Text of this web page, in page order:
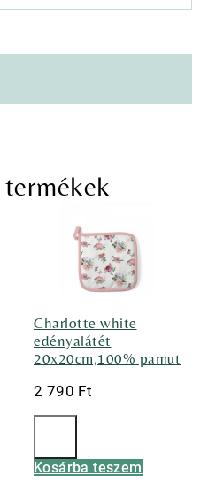
termékek
Charlotte white
edényalátét
20x20cm,100% pamut
2 790 Ft
Kosárba teszem